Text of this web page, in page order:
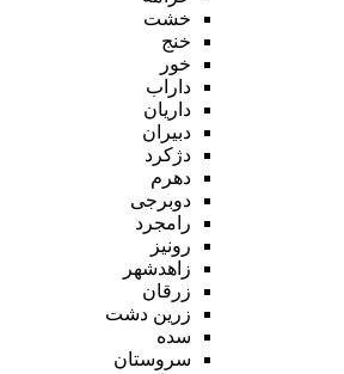
خشت
خنج
خور
داراب
داریان
دبیران
دژکرد
دهرم
دوبرجی
رامجرد
رونیز
زاهدشهر
زرقان
زرین دشت
سده
سروستان